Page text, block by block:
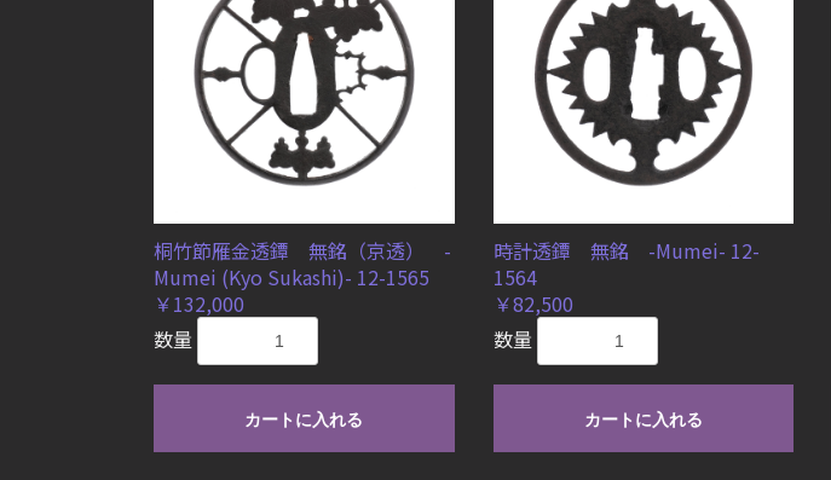
桐竹節雁金透鐔 無銘（京透） -
Mumei (Kyo Sukashi)- 12-1565
￥132,000
数量
カートに入れる
時計透鐔 無銘 -Mumei- 12-
1564
￥82,500
数量
カートに入れる